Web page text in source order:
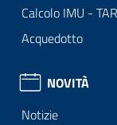
Calcolo IMU -
Acquedotto
NOVITÀ
Notizie